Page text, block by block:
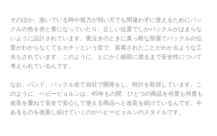
そのほか、急いでいる時や視力が弱い方でも間違わずに使えるためにバッ
クルの色を赤と青になっていたり、正しい位置でしかバックルがはまらな
いように設計されています。夜泣きのときに真っ暗な部屋でバックルの位
置がわからなくてもカチッという音で、装着されたことがわかるような工
夫もされています。このように、とにかく細部に渡るまで安全性について
考えられているんです。
なお、バンド、バックル全て自社で開発をし、特許を取得しています。こ
のように、ベビービョルンは、45年もの間、ひとつの商品を何度も何度も
改良を重ねて安全で安心して使える商品へと改良を続けているんです。今
あるものを改善し続けていくのがベビービョルンのスタイルです。